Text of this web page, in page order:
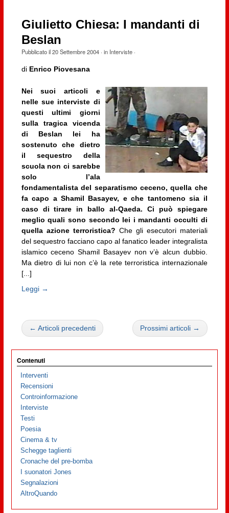
Giulietto Chiesa: I mandanti di
Beslan
Pubblicato il20 Settembre 2004· in Interviste·
di Enrico Piovesana
Nei suoi articoli e
nelle sue interviste di
questi ultimi giorni
sulla tragica vicenda
di Beslan lei ha
sostenuto che dietro
il sequestro della
scuola non ci sarebbe
solo l’ala
fondamentalista del separatismo ceceno, quella che
fa capo a Shamil Basayev, e che tantomeno sia il
caso di tirare in ballo al-Qaeda. Ci può spiegare
meglio quali sono secondo lei i mandanti occulti di
quella azione terroristica? Che gli esecutori materiali
del sequestro facciano capo al fanatico leader integralista
islamico ceceno Shamil Basayev non v’è alcun dubbio.
Ma dietro di lui non c’è la rete terroristica internazionale
[...]
Leggi →
← Articoli precedenti Prossimi articoli →
Contenuti
Interventi
Recensioni
Controinformazione
Interviste
Testi
Poesia
Cinema & tv
Schegge taglienti
Cronache del pre-bomba
I suonatori Jones
Segnalazioni
AltroQuando